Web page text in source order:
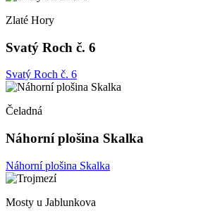
Zlaté Hory
Svatý Roch č. 6
Svatý Roch č. 6
Čeladná
Náhorní plošina Skalka
Náhorní plošina Skalka
Mosty u Jablunkova